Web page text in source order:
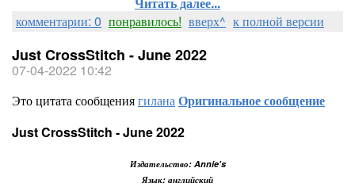
комментарии: 0 понравилось! вверх^ к полной версии
Just CrossStitch - June 2022
07-04-2022 10:42
Это цитата сообщениягиланаОригинальное сообщение
Just CrossStitch - June 2022
Издательство: Annie's
Язык: английский